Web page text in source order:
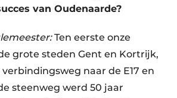
van Oudenaarde?
Ten eerste onze
grote steden Gent en Kortrijk,
naar de E17 en
steenweg werd 50 jaar